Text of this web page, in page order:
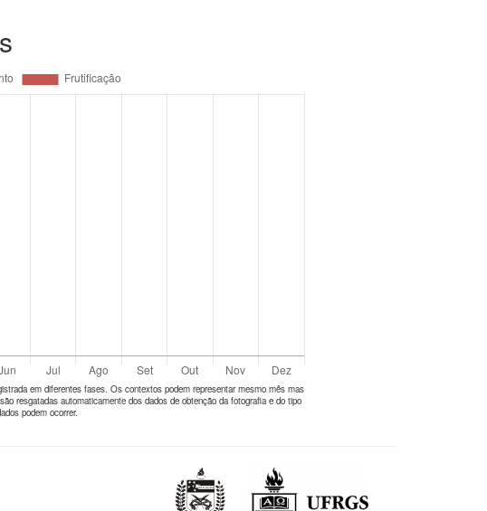
em diferentes fases. Os contextos podem representar mesmo mês mas
resgatadas automaticamente dos dados de obtenção da fotografia e do tipo
podem ocorrer.